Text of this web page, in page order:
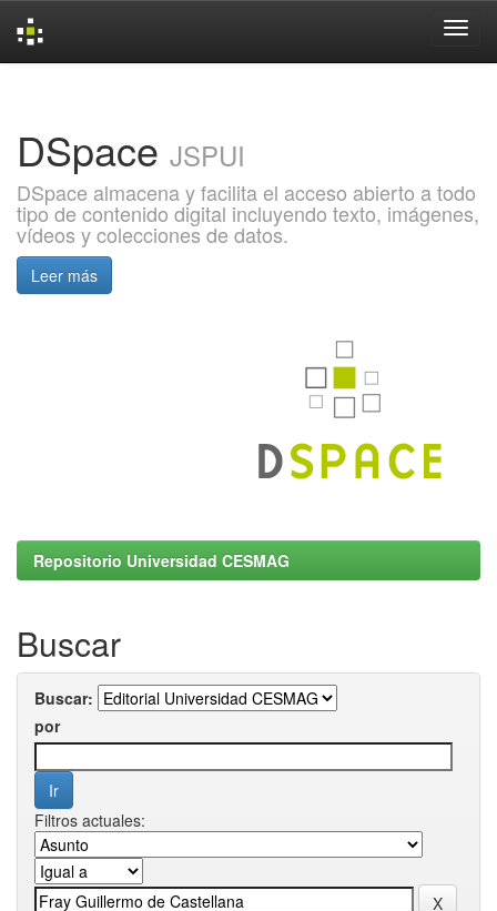
DSpace JSPUI
DSpace almacena y facilita el acceso abierto a todo
tipo de contenido digital incluyendo texto, imágenes,
vídeos y colecciones de datos.
Leer más
Repositorio Universidad CESMAG
Buscar
Buscar:
por
Filtros actuales: